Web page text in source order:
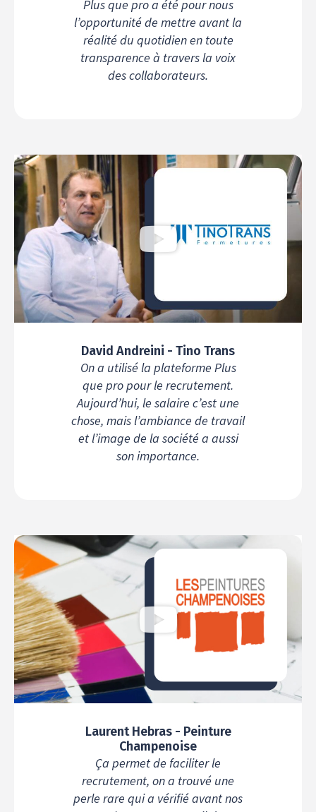
Plus que pro a été pour nous
l’opportunité de mettre avant la
réalité du quotidien en toute
transparence à travers la voix
des collaborateurs.
David Andreini - Tino Trans
On a utilisé la plateforme Plus
que pro pour le recrutement.
Aujourd’hui, le salaire c’est une
chose, mais l’ambiance de travail
et l’image de la société a aussi
son importance.
Laurent Hebras - Peinture
Champenoise
Ça permet de faciliter le
recrutement, on a trouvé une
perle rare qui a vérifié avant nos